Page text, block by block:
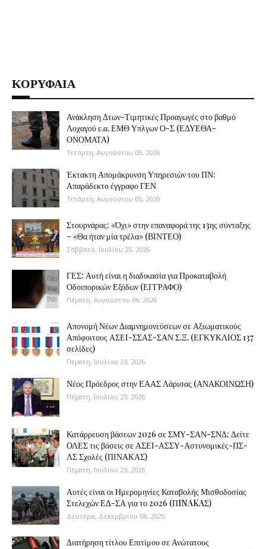
ΚΟΡΥΦΑΙΑ
Ανάκληση Δτων-Τιμητικές Προαγωγές στο βαθμό
Λοχαγού ε.α. ΕΜΘ Υπλγων Ο-Σ (ΕΔΥΕΘΑ-
ΟΝΟΜΑΤΑ)
Τετάρτη, Αυγούστου 05, 2026
Έκτακτη Απομάκρυνση Υπηρεσιών του ΠΝ:
Απαράδεκτο έγγραφο ΓΕΝ
Τετάρτη, Αυγούστου 05, 2026
Στουρνάρας: «Όχι» στην επαναφορά της 13ης σύνταξης
– «Θα ήταν μία τρέλα» (ΒΙΝΤΕΟ)
Σάββατο, Ιουλίου 25, 2026
ΓΕΣ: Αυτή είναι η διαδικασία για Προκαταβολή
Οδοιπορικών Εξόδων (ΕΓΓΡΑΦΟ)
Πέμπτη, Αυγούστου 06, 2026
Απονομή Νέων Διαμνημονεύσεων σε Αξιωματικούς
Απόφοιτους ΑΣΕΙ-ΣΣΑΣ-ΣΑΝ Σ.Ξ. (ΕΓΚΥΚΛΙΟΣ 137
σελίδες)
Πέμπτη, Ιουλίου 23, 2026
Νέος Πρόεδρος στην ΕΑΑΣ Λάρισας (ΑΝΑΚΟΙΝΩΣΗ)
Πέμπτη, Ιουλίου 23, 2026
Κατάρρευση βάσεων 2026 σε ΣΜΥ-ΣΑΝ-ΣΝΔ: Δείτε
ΟΛΕΣ τις βάσεις σε ΑΣΕΙ-ΑΣΣΥ-Αστυνομικές-ΠΣ-
ΛΣ Σχολές (ΠΙΝΑΚΑΣ)
Πέμπτη, Ιουλίου 23, 2026
Αυτές είναι οι Ημερομηνίες Καταβολής Μισθοδοσίας
Στελεχών ΕΔ-ΣΑ για το 2026 (ΠINAKAΣ)
Δευτέρα, Δεκεμβρίου 08, 2025
Διατήρηση τίτλου Επιτίμου σε Ανώτατους